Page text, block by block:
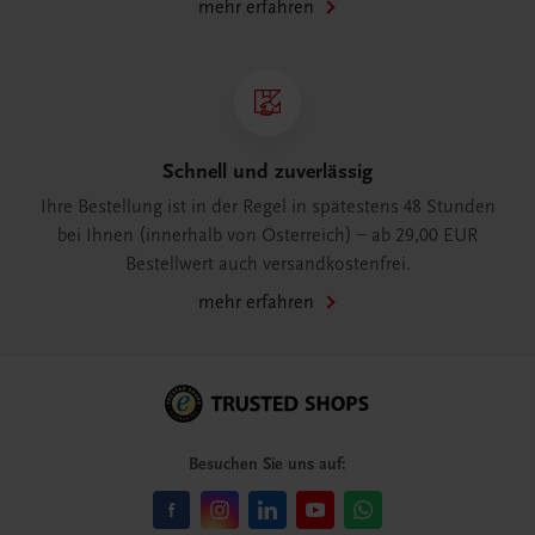
mehr erfahren
Schnell und zuverlässig
Ihre Bestellung ist in der Regel in spätestens 48 Stunden
bei Ihnen (innerhalb von Österreich) – ab 29,00 EUR
Bestellwert auch versandkostenfrei.
mehr erfahren
Besuchen Sie uns auf: